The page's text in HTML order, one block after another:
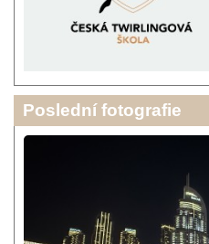
Poslední fotografie